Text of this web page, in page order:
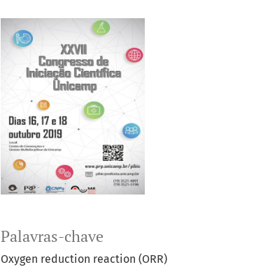
Palavras-chave
Oxygen reduction reaction (ORR)